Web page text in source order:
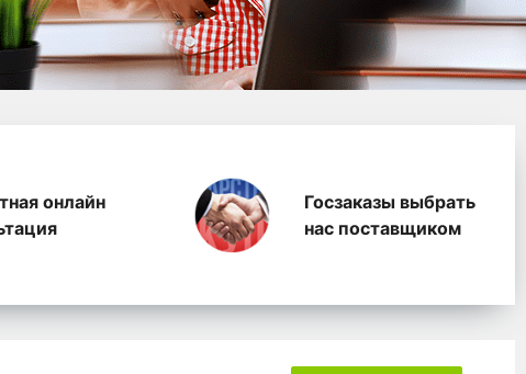
полимерных
онлайн
Госзаказы выбрать
нас поставщиком